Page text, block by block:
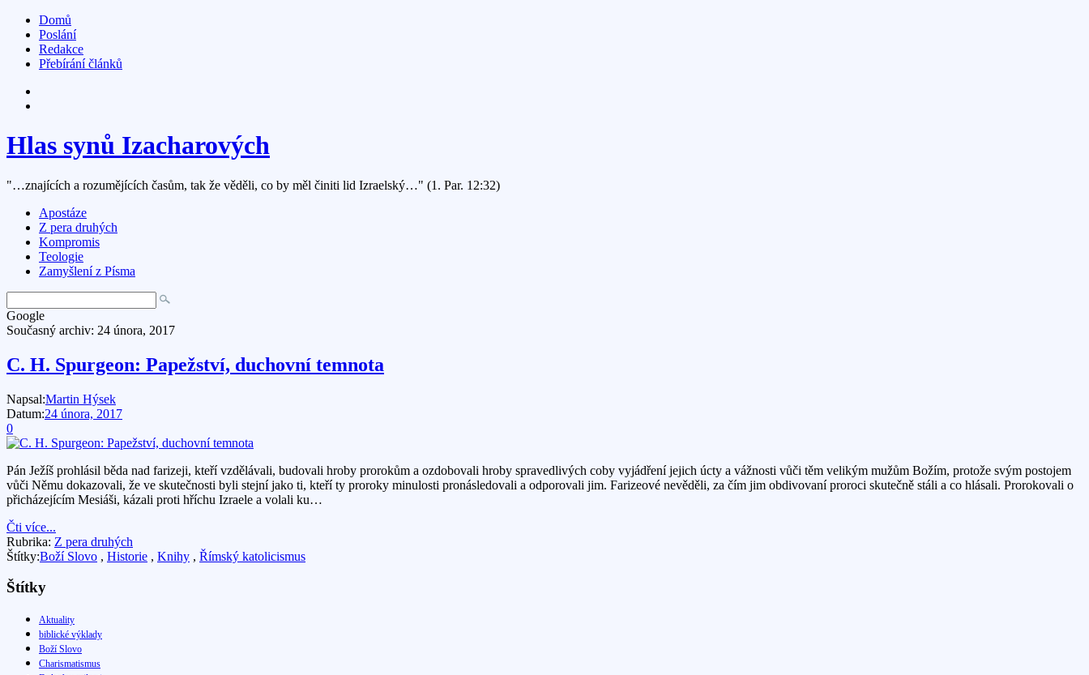
Domů
Poslání
Redakce
Přebírání článků
Hlas synů Izacharových
"…znajících a rozumějících časům, tak že věděli, co by měl činiti lid Izraelský…" (1. Par. 12:32)
Apostáze
Z pera druhých
Kompromis
Teologie
Zamyšlení z Písma
Google
Současný archiv: 24 února, 2017
C. H. Spurgeon: Papežství, duchovní temnota
Napsal:Martin Hýsek
Datum:24 února, 2017
0
Pán Ježíš prohlásil běda nad farizeji, kteří vzdělávali, budovali hroby prorokům a ozdobovali hroby spravedlivých coby vyjádření jejich úcty a vážnosti vůči těm velikým mužům Božím, protože svým postojem
vůči Němu dokazovali, že ve skutečnosti byli stejní jako ti, kteří ty proroky minulosti pronásledovali a odporovali jim. Farizeové nevěděli, za čím jim obdivovaní proroci skutečně stáli a co hlásali. Prorokovali o
přicházejícím Mesiáši, kázali proti hříchu Izraele a volali ku…
Čti více...
Rubrika: Z pera druhých
Štítky:Boží Slovo , Historie , Knihy , Římský katolicismus
Štítky
Aktuality
biblické výklady
Boží Slovo
Charismatismus